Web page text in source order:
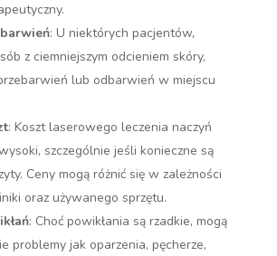
: U niektórych pacjentów,
z ciemniejszym odcieniem skóry,
lub odbarwień w miejscu
: Koszt laserowego leczenia naczyń
szczególnie jeśli konieczne są
Ceny mogą różnić się w zależności
oraz używanego sprzętu.
: Choć powikłania są rzadkie, mogą
problemy jak oparzenia, pęcherze,